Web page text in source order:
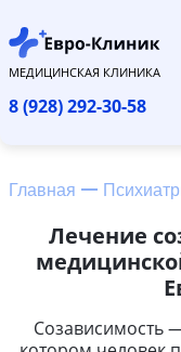
МЕДИЦИНСКАЯ КЛИНИКА
8 (928) 292-30-58
Главная
Лечение
Созависимость